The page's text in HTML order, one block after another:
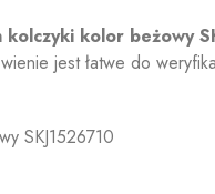
kolczyki kolor beżowy
jest łatwe do
SKJ1526710